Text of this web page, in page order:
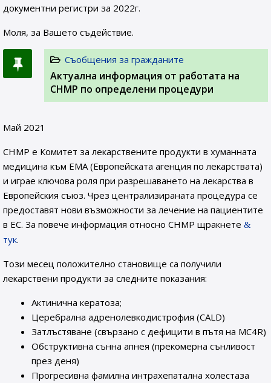
документни регистри за 2022г.
Моля, за Вашето съдействие.
Съобщения за гражданите
Актуална информация от работата на
CHMP по определени процедури
Май 2021
CHMP е Комитет за лекарствените продукти в хуманната
медицина към EMA (Европейската агенция по лекарствата)
и играе ключова роля при разрешаването на лекарства в
Европейския съюз. Чрез централизираната процедура се
предоставят нови възможности за лечение на пациентите
в ЕС. За повече информация относно CHMP щракнете
тук.
Този месец положително становище са получили
лекарствени продукти за следните показания:
Актинична кератоза;
Церебрална адренолевкодистрофия (CALD)
Затлъстяване (свързано с дефицити в пътя на MC4R)
Обструктивна сънна апнея (прекомерна сънливост
през деня)
Прогресивна фамилна интрахепатална холестаза